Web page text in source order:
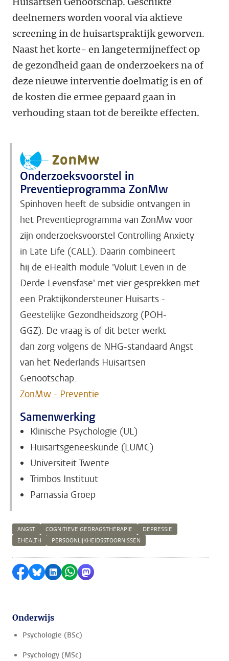
deelnemers worden vooral via aktieve
screening in de huisartspraktijk geworven.
Naast het korte- en langetermijneffect op
de gezondheid gaan de onderzoekers na of
deze nieuwe interventie doelmatig is en of
de kosten die ermee gepaard gaan in
verhouding staan tot de bereikte effecten.
Onderzoeksvoorstel in
Preventieprogramma ZonMw
Spinhoven heeft de subsidie ontvangen in
het Preventieprogramma van ZonMw voor
zijn onderzoeksvoorstel Controlling Anxiety
in Late Life (CALL). Daarin combineert
hij de eHealth module 'Voluit Leven in de
Derde Levensfase' met vier gesprekken met
een Praktijkondersteuner Huisarts -
Geestelijke Gezondheidszorg (POH-
GGZ). De vraag is of dit beter werkt
dan zorg volgens de NHG-standaard Angst
van het Nederlands Huisartsen
Genootschap.
ZonMw - Preventie
Samenwerking
Klinische Psychologie (UL)
Huisartsgeneeskunde (LUMC)
Universiteit Twente
Trimbos Instituut
Parnassia Groep
ANGST COGNITIEVE GEDRAGSTHERAPIE
DEPRESSIE
EHEALTH
PERSOONLIJKHEIDSSTOORNISSEN
Delen op Facebook
Delen via Bluesky
Delen op LinkedIn
Delen via WhatsApp
Delen via Mastodon
Onderwijs
Psychologie (BSc)
Psychology (MSc)